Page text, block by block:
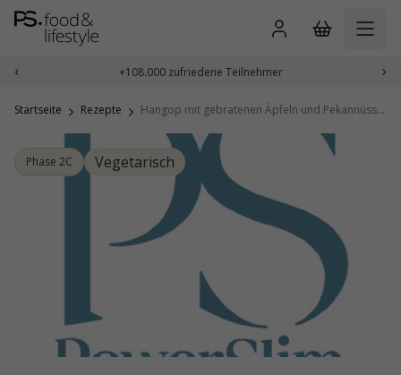
Zum
Inhalt
springen
‹ +108.000 zufriedene Teilnehmer ›
Startseite Rezepte Hangop mit gebratenen Äpfeln und Pekannüssen
Phase 2C Vegetarisch